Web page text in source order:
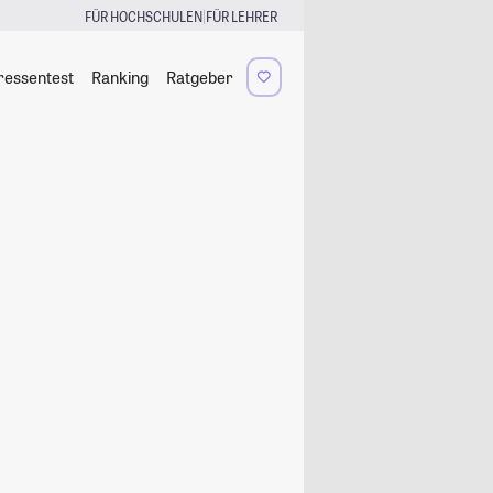
FÜR HOCHSCHULEN|FÜR LEHRER
Ranking Ratgeber